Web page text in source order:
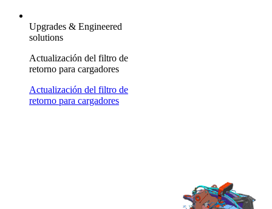
Upgrades & Engineered
solutions
Actualización del filtro de
retorno para cargadores
Actualización del filtro de
retorno para cargadores